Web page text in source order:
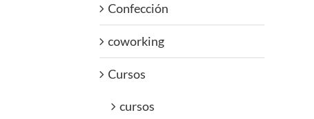
Confección
coworking
Cursos
cursos